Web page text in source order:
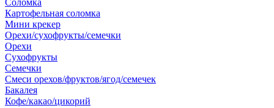
Соломка
Картофельная соломка
Мини крекер
Орехи/сухофрукты/семечки
Орехи
Сухофрукты
Семечки
Смеси орехов/фруктов/ягод/семечек
Бакалея
Кофе/какао/цикорий